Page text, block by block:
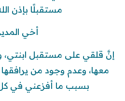
مستقبلًا بإذن
أخي
إنَّ قلقي على مستقبل ابنتي،
معها، وعدم وجود من
بسبب ما أفزعني في